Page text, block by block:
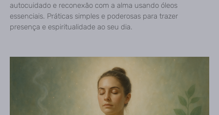
autocuidado e reconexão com a alma usando óleos
essenciais. Práticas simples e poderosas para trazer
presença e espiritualidade ao seu dia.